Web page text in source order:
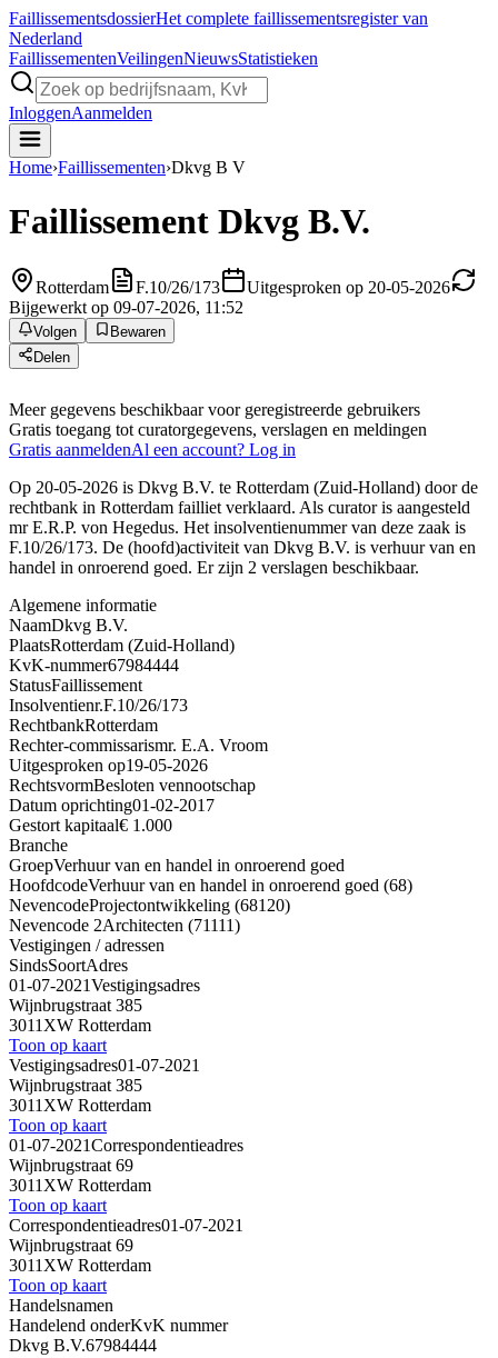
FaillissementsdossierHet complete faillissementsregister van
Nederland
FaillissementenVeilingenNieuwsStatistieken
InloggenAanmelden
Home›Faillissementen›Dkvg B V
Faillissement Dkvg B.V.
Rotterdam F.10/26/173
Uitgesproken op 20-05-2026
Bijgewerkt op 09-07-2026, 11:52
Volgen
Bewaren
Delen
Meer gegevens beschikbaar voor geregistreerde gebruikers
Gratis toegang tot curatorgegevens, verslagen en meldingen
Gratis aanmeldenAl een account? Log in
Op 20-05-2026 is Dkvg B.V. te Rotterdam (Zuid-Holland) door de
rechtbank in Rotterdam failliet verklaard. Als curator is aangesteld
mr E.R.P. von Hegedus. Het insolventienummer van deze zaak is
F.10/26/173. De (hoofd)activiteit van Dkvg B.V. is verhuur van en
handel in onroerend goed. Er zijn 2 verslagen beschikbaar.
Algemene informatie
NaamDkvg B.V.
PlaatsRotterdam (Zuid-Holland)
KvK-nummer67984444
StatusFaillissement
Insolventienr.F.10/26/173
RechtbankRotterdam
Rechter-commissarismr. E.A. Vroom
Uitgesproken op19-05-2026
RechtsvormBesloten vennootschap
Datum oprichting01-02-2017
Gestort kapitaal€ 1.000
Branche
GroepVerhuur van en handel in onroerend goed
HoofdcodeVerhuur van en handel in onroerend goed (68)
NevencodeProjectontwikkeling (68120)
Nevencode 2Architecten (71111)
Vestigingen / adressen
SindsSoortAdres
01-07-2021Vestigingsadres
Wijnbrugstraat 385
3011XW Rotterdam
Toon op kaart
Vestigingsadres01-07-2021
Wijnbrugstraat 385
3011XW Rotterdam
Toon op kaart
01-07-2021Correspondentieadres
Wijnbrugstraat 69
3011XW Rotterdam
Toon op kaart
Correspondentieadres01-07-2021
Wijnbrugstraat 69
3011XW Rotterdam
Toon op kaart
Handelsnamen
Handelend onderKvK nummer
Dkvg B.V.67984444